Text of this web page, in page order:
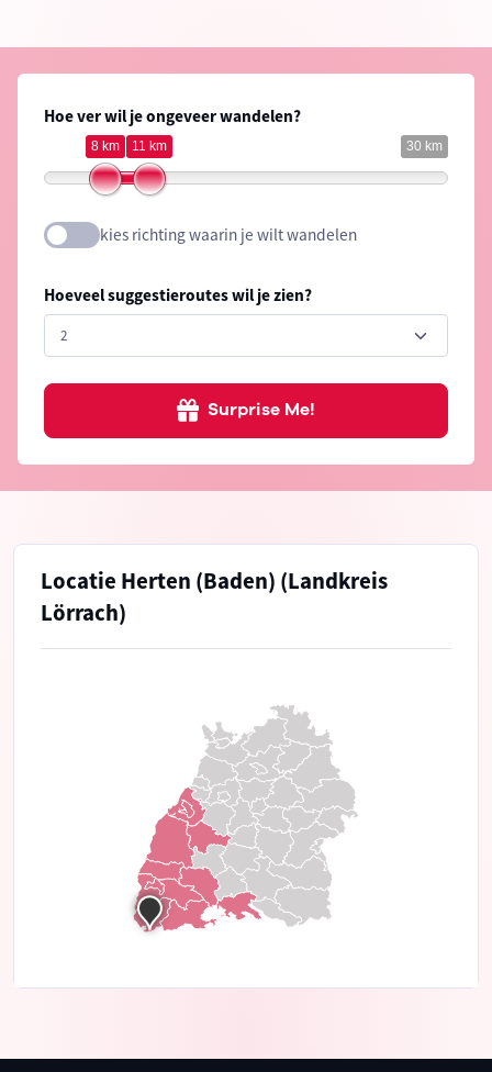
Hoe ver wil je ongeveer wandelen?
30 km
8 km 11 km
kies richting waarin je wilt wandelen
Hoeveel suggestieroutes wil je zien?
Surprise Me!
Locatie Herten (Baden) (Landkreis
Lörrach)